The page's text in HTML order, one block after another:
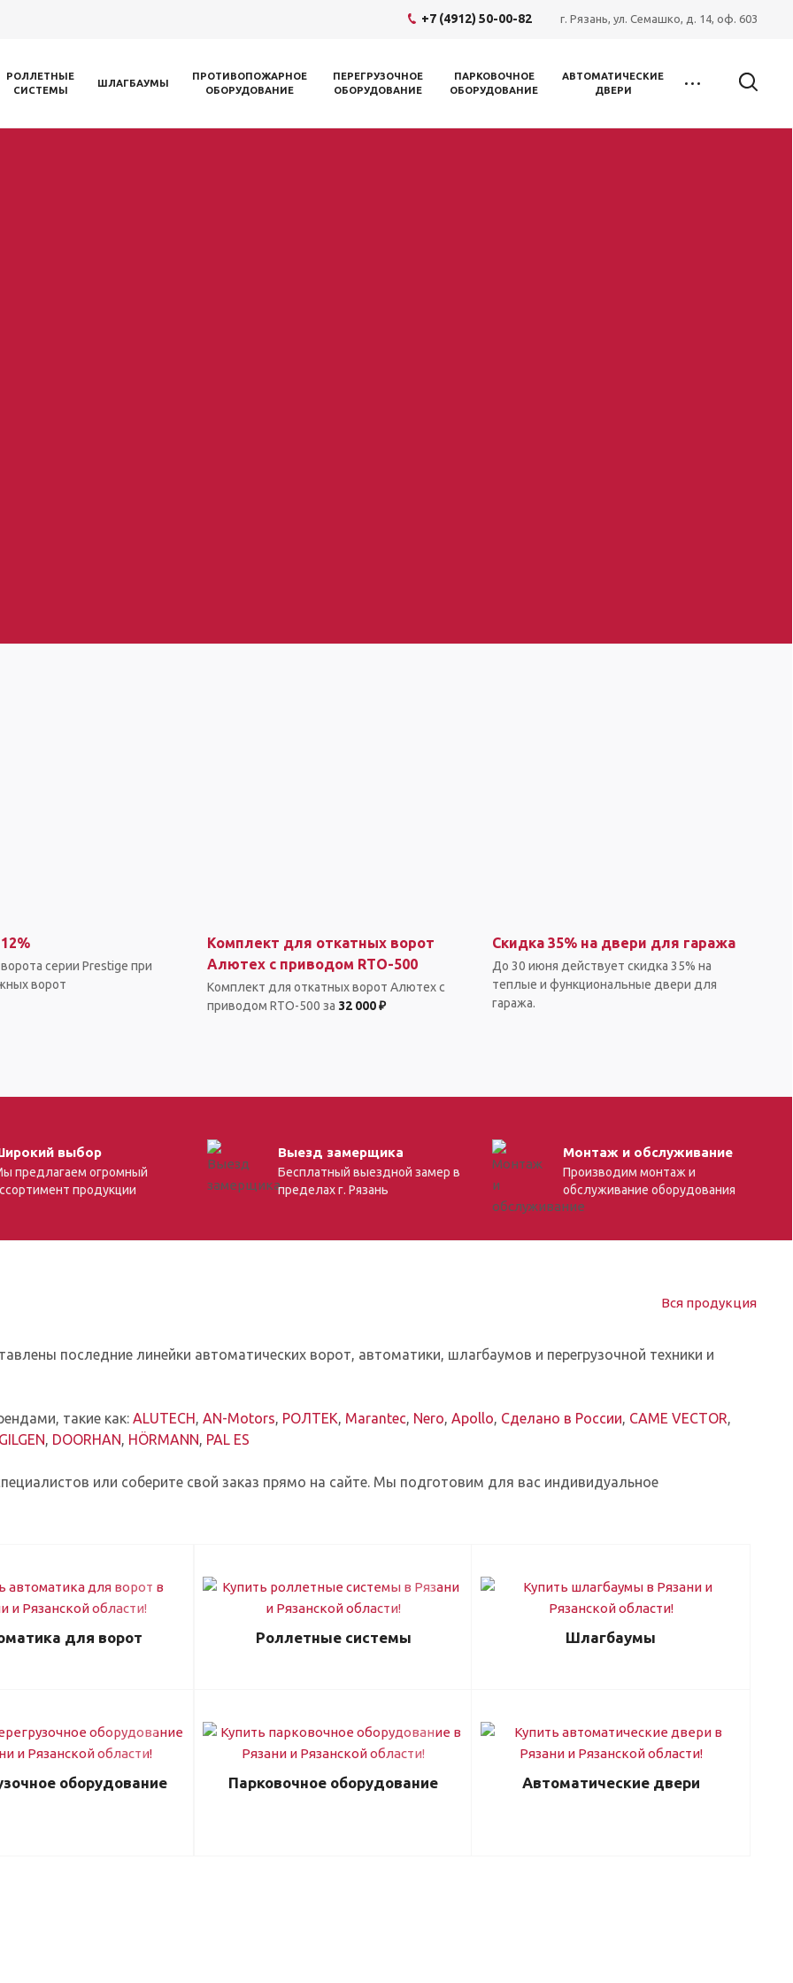
г. Рязань, ул. Семашко, д. 14, оф. 603
+7 (4912) 50-00-82
РОЛЛЕТНЫЕ
СИСТЕМЫ
ШЛАГБАУМЫ
ПРОТИВОПОЖАРНОЕ
ОБОРУДОВАНИЕ
ПЕРЕГРУЗОЧНОЕ
ОБОРУДОВАНИЕ
ПАРКОВОЧНОЕ
ОБОРУДОВАНИЕ
АВТОМАТИЧЕСКИЕ
ДВЕРИ
серии Prestige при
ворот
Комплект для откатных ворот
Алютех с приводом RTO-500
Комплект для откатных ворот Алютех с
приводом RTO-500 за 32 000 ₽
Скидка 35% на двери для гаража
До 30 июня действует скидка 35% на
теплые и функциональные двери для
гаража.
выбор
предлагаем огромный
продукции
Выезд замерщика
Бесплатный выездной замер в
пределах г. Рязань
Монтаж и обслуживание
Производим монтаж и
обслуживание оборудования
Вся продукция
последние линейки автоматических ворот, автоматики, шлагбаумов и перегрузочной техники и
такие как: ALUTECH, AN-Motors, РОЛТЕК, Marantec, Nero, Apollo, Сделано в России, CAME VECTOR,
GILGEN, DOORHAN, HÖRMANN, PAL ES
или соберите свой заказ прямо на сайте. Мы подготовим для вас индивидуальное
для ворот
Роллетные системы Шлагбаумы
оборудование Парковочное оборудование Автоматические двери